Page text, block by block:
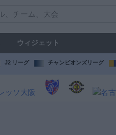
ウィジェット
J2 リーグ チャンピオンズリーグ